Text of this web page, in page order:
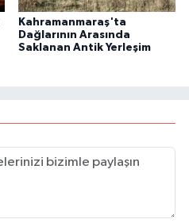
Kahramanmaraş'ta
Dağlarının Arasında
Saklanan Antik Yerleşim